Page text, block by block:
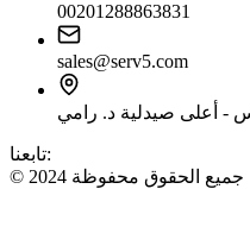
00201288863831
sales@serv5.com
- أعلى صيدلية د. رامي
تابعنا:
© 2024 جميع الحقوق محفوظة